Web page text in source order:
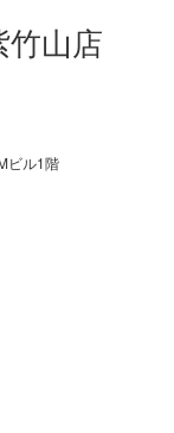
山店
ビル1階